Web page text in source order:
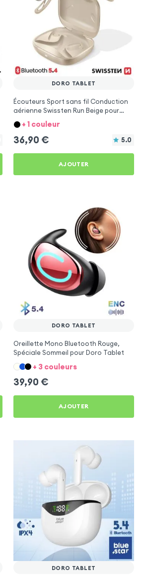
DORO TABLET
Écouteurs Sport sans fil Conduction
aérienne Swissten Run Beige pour
Doro Tablet
+ 1 couleur
36,90 € 5.0
AJOUTER
DORO TABLET
Oreillette Mono Bluetooth Rouge,
Spéciale Sommeil pour Doro Tablet
+ 3 couleurs
39,90 €
AJOUTER
DORO TABLET